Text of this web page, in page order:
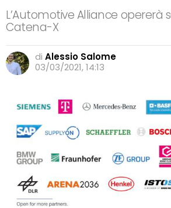
L’Automotive Alliance opererà
Catena-X
di Alessio Salome
03/03/2021, 14:13